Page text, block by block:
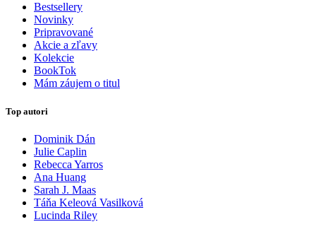
Bestsellery
Novinky
Pripravované
Akcie a zľavy
Kolekcie
BookTok
Mám záujem o titul
Top autori
Dominik Dán
Julie Caplin
Rebecca Yarros
Ana Huang
Sarah J. Maas
Táňa Keleová Vasilková
Lucinda Riley